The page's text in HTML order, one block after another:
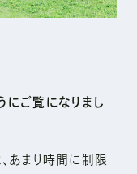
にご覧になりまし
あまり時間に制限